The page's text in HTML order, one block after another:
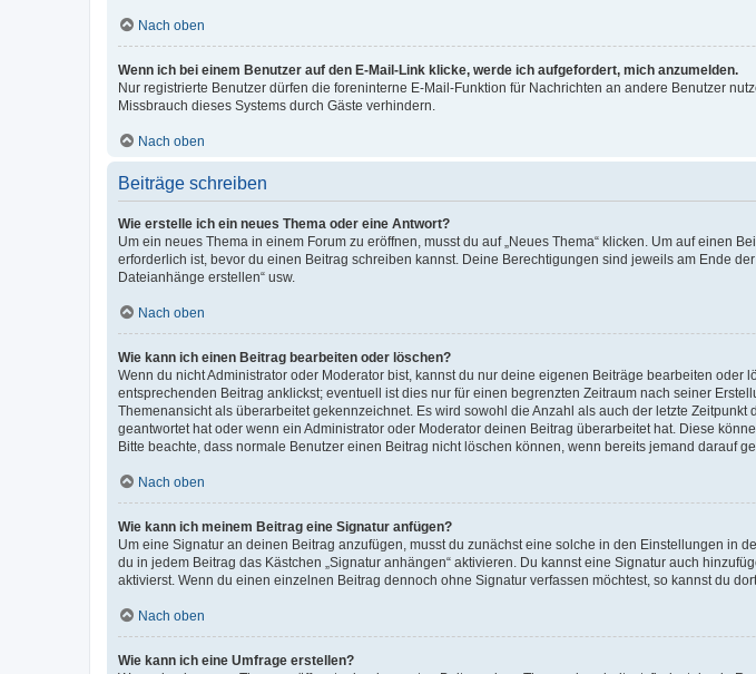
Nach oben
Wenn ich bei einem Benutzer auf den E-Mail-Link klicke, werde ich aufgefordert, mich anzumelden.
Nur registrierte Benutzer dürfen die foreninterne E-Mail-Funktion für Nachrichten an andere Benutzer
Missbrauch dieses Systems durch Gäste verhindern.
Nach oben
Beiträge schreiben
Wie erstelle ich ein neues Thema oder eine Antwort?
Um ein neues Thema in einem Forum zu eröffnen, musst du auf „Neues Thema“ klicken. Um auf einen
erforderlich ist, bevor du einen Beitrag schreiben kannst. Deine Berechtigungen sind jeweils am Ende
Dateianhänge erstellen“ usw.
Nach oben
Wie kann ich einen Beitrag bearbeiten oder löschen?
Wenn du nicht Administrator oder Moderator bist, kannst du nur deine eigenen Beiträge bearbeiten
entsprechenden Beitrag anklickst; eventuell ist dies nur für einen begrenzten Zeitraum nach seiner
Themenansicht als überarbeitet gekennzeichnet. Es wird sowohl die Anzahl als auch der letzte
geantwortet hat oder wenn ein Administrator oder Moderator deinen Beitrag überarbeitet hat. Diese
Bitte beachte, dass normale Benutzer einen Beitrag nicht löschen können, wenn bereits jemand darauf
Nach oben
Wie kann ich meinem Beitrag eine Signatur anfügen?
Um eine Signatur an deinen Beitrag anzufügen, musst du zunächst eine solche in den Einstellungen in
du in jedem Beitrag das Kästchen „Signatur anhängen“ aktivieren. Du kannst eine Signatur auch
aktivierst. Wenn du einen einzelnen Beitrag dennoch ohne Signatur verfassen möchtest, so kannst du
Nach oben
Wie kann ich eine Umfrage erstellen?